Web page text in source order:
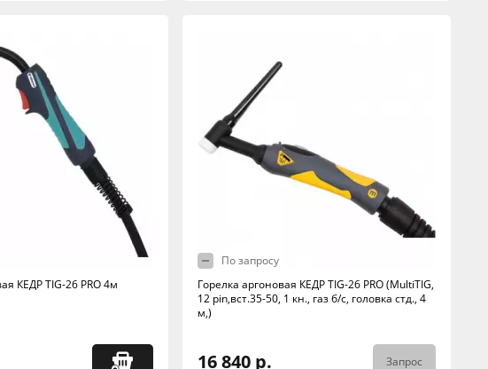
КЕДР TIG-26 PRO 4м
По запросу
Горелка аргоновая КЕДР TIG-26 PRO (MultiTIG,
12 pin,вст.35-50, 1 кн., газ б/с, головка стд., 4
м,)
16 840 р. Запрос